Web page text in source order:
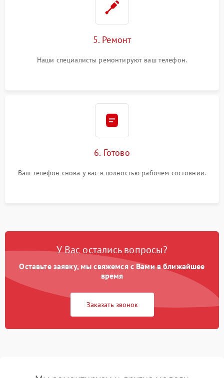
5. Ремонт
Наши специалисты ремонтируют ваш телефон.
6. Готово
Ваш телефон снова у вас в полностью рабочем состоянии.
У Вас остались вопросы?
Оставьте заявку, мы свяжемся с Вами в ближайшее
время
Заказать звонок